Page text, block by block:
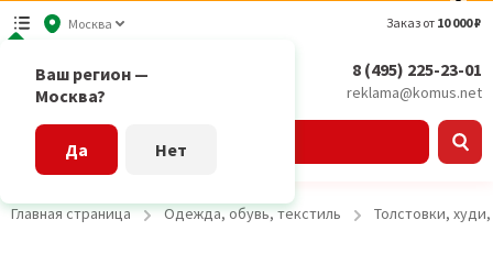
Москва
Ваш регион —
Москва?
Да Нет
Заказ от 10 000 ₽
8 (495) 225-23-01
reklama@komus.net
Главная страница Одежда, обувь, текстиль Толстовки,